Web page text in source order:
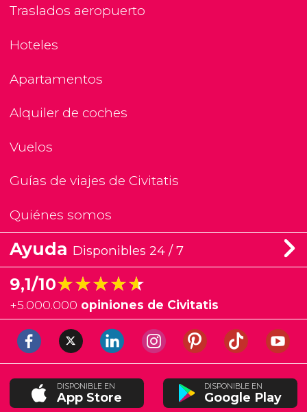
Traslados aeropuerto
Hoteles
Apartamentos
Alquiler de coches
Vuelos
Guías de viajes de Civitatis
Quiénes somos
Ayuda Disponibles 24 / 7
9,1/10★★★★★
★★★★★
+5.000.000 opiniones de Civitatis
DISPONIBLE EN
App Store
DISPONIBLE EN
Google Play